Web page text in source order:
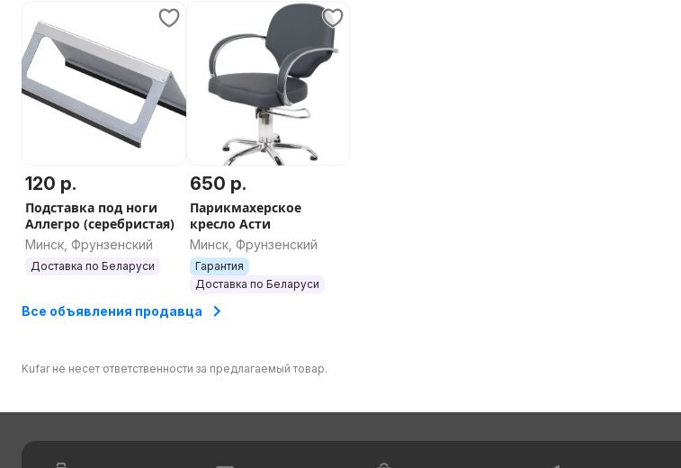
120 р.
Подставка под ноги
Аллегро (серебристая)
Минск, Фрунзенский
Доставка по Беларуси
650 р.
Парикмахерское
кресло Асти
Минск, Фрунзенский
Гарантия
Доставка по Беларуси
Все объявления продавца
Kufar не несет ответственности за предлагаемый товар.